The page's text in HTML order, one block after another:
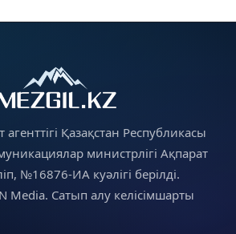
Қазақстан Республикасы
министрлігі Ақпарат
№16876-ИА куәлігі берілді.
Media. Сатып алу келісімшарты